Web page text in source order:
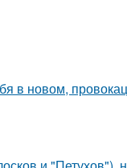
в новом,